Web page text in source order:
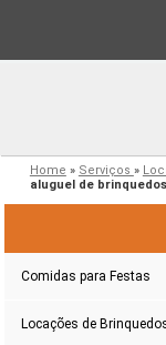
Home » Serviços »
aluguel de
Comidas para Festas
Locações de